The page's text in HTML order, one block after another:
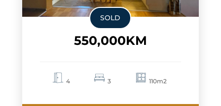
SOLD
550,000KM
4 3 110m2